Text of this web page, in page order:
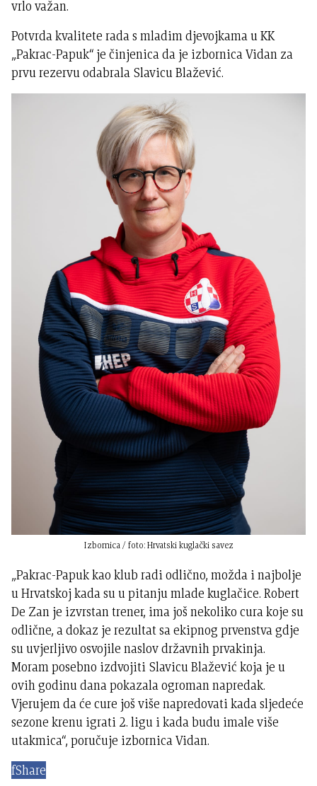
vrlo važan.
Potvrda kvalitete rada s mladim djevojkama u KK
„Pakrac-Papuk“ je činjenica da je izbornica Vidan za
prvu rezervu odabrala Slavicu Blažević.
Izbornica / foto: Hrvatski kuglački savez
„Pakrac-Papuk kao klub radi odlično, možda i najbolje
u Hrvatskoj kada su u pitanju mlade kuglačice. Robert
De Zan je izvrstan trener, ima još nekoliko cura koje su
odlične, a dokaz je rezultat sa ekipnog prvenstva gdje
su uvjerljivo osvojile naslov državnih prvakinja.
Moram posebno izdvojiti Slavicu Blažević koja je u
ovih godinu dana pokazala ogroman napredak.
Vjerujem da će cure još više napredovati kada sljedeće
sezone krenu igrati 2. ligu i kada budu imale više
utakmica“, poručuje izbornica Vidan.
fShare